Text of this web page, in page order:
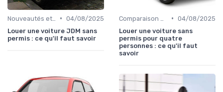
• 04/08/2025
Louer une voiture JDM sans
permis : ce qu'il faut savoir
• 04/08/2025
Louer une voiture sans
permis pour quatre
personnes : ce qu'il faut
savoir